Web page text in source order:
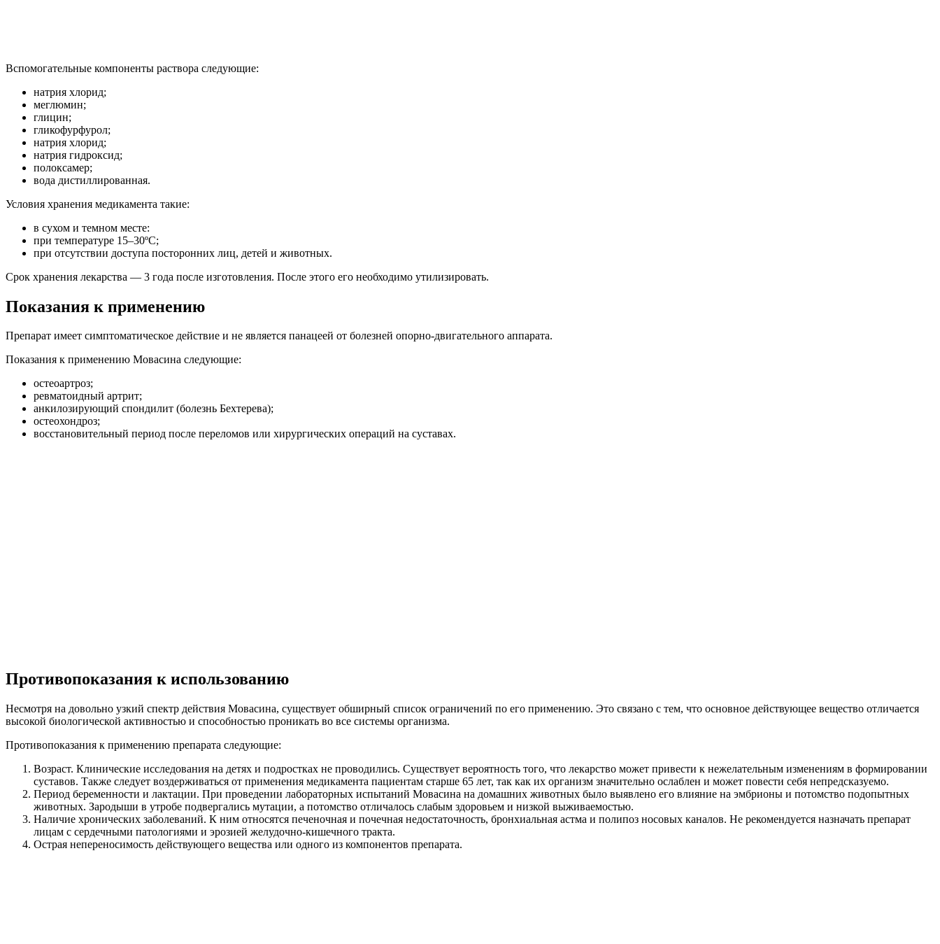
Вспомогательные компоненты раствора следующие:
натрия хлорид;
меглюмин;
глицин;
гликофурфурол;
натрия хлорид;
натрия гидроксид;
полоксамер;
вода дистиллированная.
Условия хранения медикамента такие:
в сухом и темном месте:
при температуре 15–30ºС;
при отсутствии доступа посторонних лиц, детей и животных.
Срок хранения лекарства — 3 года после изготовления. После этого его необходимо утилизировать.
Показания к применению
Препарат имеет симптоматическое действие и не является панацеей от болезней опорно-двигательного аппарата.
Показания к применению Мовасина следующие:
остеоартроз;
ревматоидный артрит;
анкилозирующий спондилит (болезнь Бехтерева);
остеохондроз;
восстановительный период после переломов или хирургических операций на суставах.
Противопоказания к использованию
Несмотря на довольно узкий спектр действия Мовасина, существует обширный список ограничений по его применению. Это связано с тем, что основное действующее вещество отличается
высокой биологической активностью и способностью проникать во все системы организма.
Противопоказания к применению препарата следующие:
Возраст. Клинические исследования на детях и подростках не проводились. Существует вероятность того, что лекарство может привести к нежелательным изменениям в формировании
суставов. Также следует воздерживаться от применения медикамента пациентам старше 65 лет, так как их организм значительно ослаблен и может повести себя непредсказуемо.
Период беременности и лактации. При проведении лабораторных испытаний Мовасина на домашних животных было выявлено его влияние на эмбрионы и потомство подопытных
животных. Зародыши в утробе подвергались мутации, а потомство отличалось слабым здоровьем и низкой выживаемостью.
Наличие хронических заболеваний. К ним относятся печеночная и почечная недостаточность, бронхиальная астма и полипоз носовых каналов. Не рекомендуется назначать препарат
лицам с сердечными патологиями и эрозией желудочно-кишечного тракта.
Острая непереносимость действующего вещества или одного из компонентов препарата.